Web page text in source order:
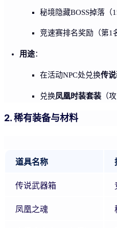
秘境隐藏BOSS掉落（
竞速赛排名奖励（第1
用途：
在活动NPC处兑换传
兑换凤凰时装套装 （
2. 稀有装备与材料
道具名称
传说武器箱
凤凰之魂